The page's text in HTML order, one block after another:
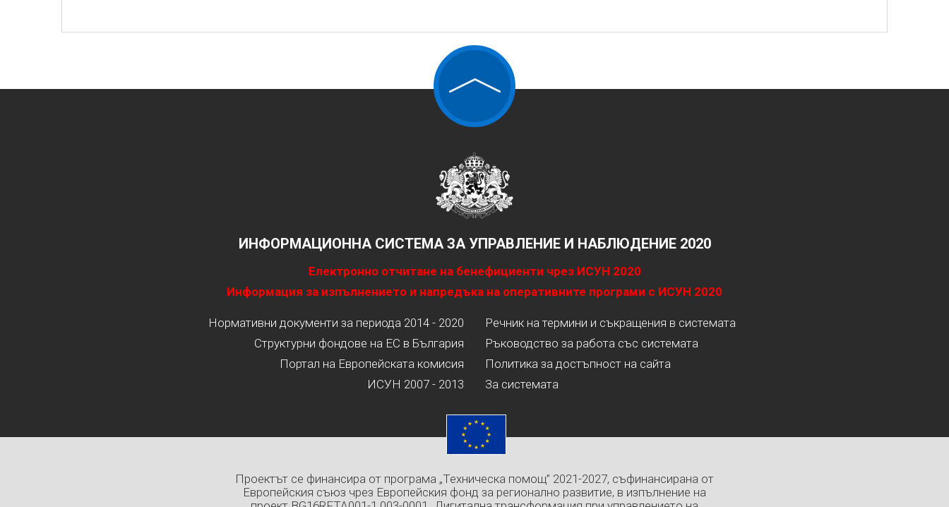
ИНФОРМАЦИОННА СИСТЕМА ЗА УПРАВЛЕНИЕ И НАБЛЮДЕНИЕ 2020
Електронно отчитане на бенефициенти чрез ИСУН 2020
Информация за изпълнението и напредъка на оперативните програми с ИСУН 2020
Нормативни документи за периода 2014 - 2020
Структурни фондове на ЕС в България
Портал на Европейската комисия
ИСУН 2007 - 2013
Речник на термини и съкращения в системата
Ръководство за работа със системата
Политика за достъпност на сайта
За системата
Проектът се финансира от програма „Техническа помощ” 2021-2027, съфинансирана от
Европейския съюз чрез Европейския фонд за регионално развитие, в изпълнение на